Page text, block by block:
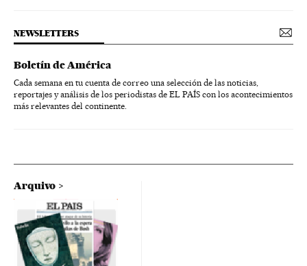
NEWSLETTERS
Boletín de América
Cada semana en tu cuenta de correo una selección de las noticias,
reportajes y análisis de los periodistas de EL PAÍS con los acontecimientos
más relevantes del continente.
Arquivo